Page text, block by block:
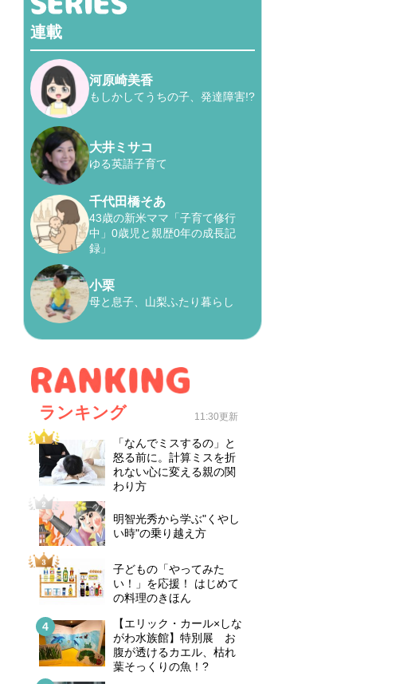
連載
河原崎美香
もしかしてうちの子、発達障害!?
大井ミサコ
ゆる英語子育て
千代田橋そあ
43歳の新米ママ「子育て修行
中」0歳児と親歴0年の成長記
録」
小栗
母と息子、山梨ふたり暮らし
ランキング 11:30更新
「なんでミスするの」と
怒る前に。計算ミスを折
れない心に変える親の関
わり方
明智光秀から学ぶ"くやし
い時"の乗り越え方
子どもの「やってみた
い！」を応援！ はじめて
の料理のきほん
【エリック・カール×しな
がわ水族館】特別展 お
腹が透けるカエル、枯れ
葉そっくりの魚！?